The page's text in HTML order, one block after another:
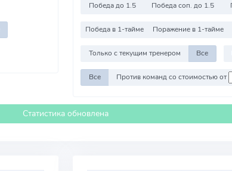
Победа до 1.5 Победа соп. до 1.5
Победа в 1-тайме Поражение в 1-тайме
Только с текущим тренером Все
Все Против команд со стоимостью от
Статистика обновлена